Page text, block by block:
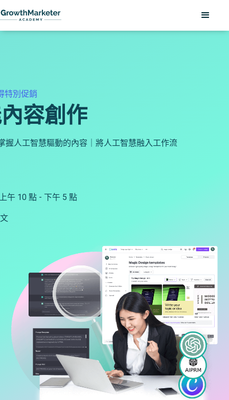
特別促銷
容創作
握人工智慧驅動的內容｜將人工智慧融入工作流
午 10 點 - 下午 5 點